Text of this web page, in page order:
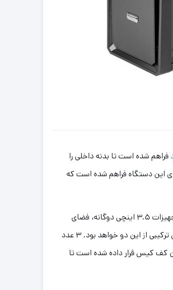
فراهم شده است تا بدنه داخلی را
این دستگاه فراهم شده است که
کیس گرین مدل PARS EVO دارای فضای نصب تجهیزات ۳.۵ اینچی دوگانه، فضای
اختصاصی ۲.۵ اینچی سه گانه و همچنین فضاهای ترکیبی از این دو خواهد بود. ۳ عدد
کف کیس قرار داده شده است تا